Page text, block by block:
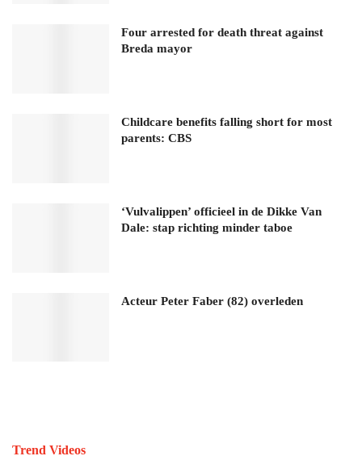
Four arrested for death threat against
Breda mayor
Childcare benefits falling short for most
parents: CBS
‘Vulvalippen’ officieel in de Dikke Van
Dale: stap richting minder taboe
Acteur Peter Faber (82) overleden
Trend Videos